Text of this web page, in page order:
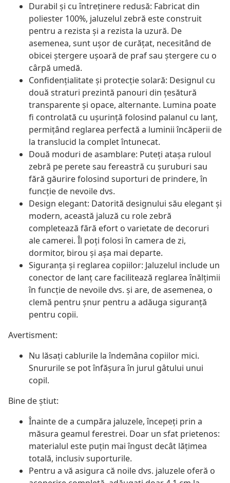
Durabil și cu întreținere redusă: Fabricat din
poliester 100%, jaluzelul zebră este construit
pentru a rezista și a rezista la uzură. De
asemenea, sunt ușor de curățat, necesitând de
obicei ștergere ușoară de praf sau ștergere cu o
cârpă umedă.
Confidențialitate și protecție solară: Designul cu
două straturi prezintă panouri din țesătură
transparente și opace, alternante. Lumina poate
fi controlată cu ușurință folosind palanul cu lanț,
permițând reglarea perfectă a luminii încăperii de
la translucid la complet întunecat.
Două moduri de asamblare: Puteți atașa ruloul
zebră pe perete sau fereastră cu șuruburi sau
fără găurire folosind suporturi de prindere, în
funcție de nevoile dvs.
Design elegant: Datorită designului său elegant și
modern, această jaluză cu role zebră
completează fără efort o varietate de decoruri
ale camerei. Îl poți folosi în camera de zi,
dormitor, birou și așa mai departe.
Siguranța și reglarea copiilor: Jaluzelul include un
conector de lanț care facilitează reglarea înălțimii
în funcție de nevoile dvs. și are, de asemenea, o
clemă pentru șnur pentru a adăuga siguranță
pentru copii.
Avertisment:
Nu lăsați cablurile la îndemâna copiilor mici.
Snururile se pot înfăşura în jurul gâtului unui
copil.
Bine de știut:
Înainte de a cumpăra jaluzele, începeți prin a
măsura geamul ferestrei. Doar un sfat prietenos:
materialul este puțin mai îngust decât lățimea
totală, inclusiv suporturile.
Pentru a vă asigura că noile dvs. jaluzele oferă o